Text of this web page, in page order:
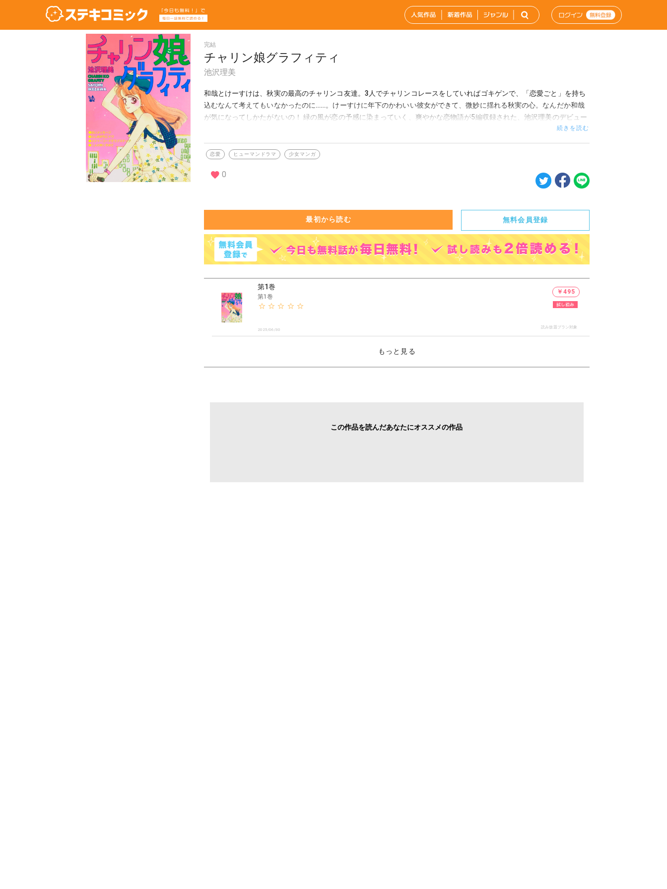
完結
チャリン娘グラフィティ
池沢理美
和哉とけーすけは、秋実の最高のチャリンコ友達。3人でチャリンコレースをしていればゴキゲンで、「恋愛ごと」を持ち
込むなんて考えてもいなかったのに……。けーすけに年下のかわいい彼女ができて、微妙に揺れる秋実の心。なんだか和哉
が気になってしかたがないの！ 緑の風が恋の予感に染まっていく、爽やかな恋物語が5編収録された、池沢理美のデビュー
続きを読む
恋愛 ヒューマンドラマ 少女マンガ
0
最初から読む 無料会員登録
第1巻
第1巻
2025/06/30
￥495
読み放題プラン対象
もっと見る
この作品を読んだあなたにオススメの作品